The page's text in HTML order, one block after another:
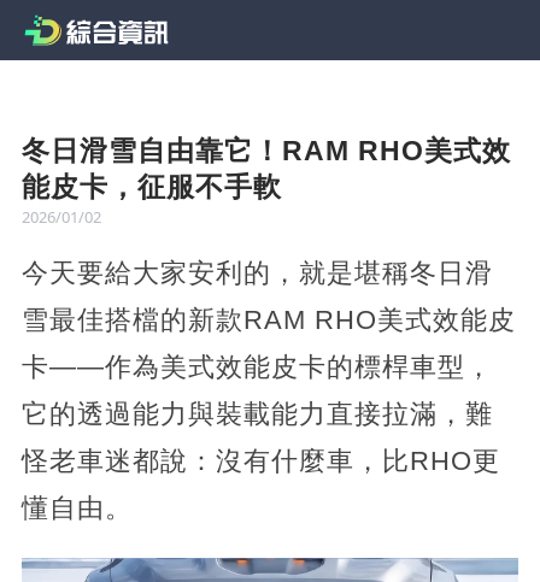
冬日滑雪自由靠它！RAM RHO美式效
能皮卡，征服不手軟
2026/01/02
今天要給大家安利的，就是堪稱冬日滑
雪最佳搭檔的新款RAM RHO美式效能皮
卡——作為美式效能皮卡的標桿車型，
它的透過能力與裝載能力直接拉滿，難
怪老車迷都說：沒有什麼車，比RHO更
懂自由。